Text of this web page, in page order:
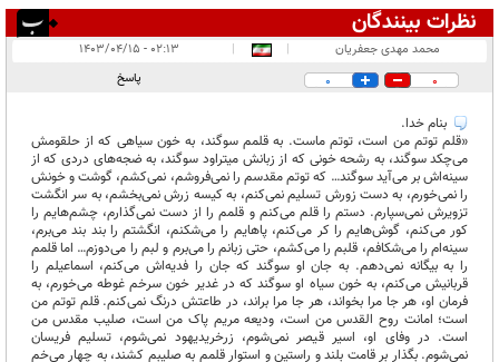
نظرات بینندگان
انتشار یافته:۱
در انتظار بررسی:
محمد مهدی جعفریان |
|
۰۲:۱۳ - ۱۴۰۳/۰۴/۱۵
0
0 پاسخ
بنام خدا.
«قلم توتم من است، توتم ماست. به قلمم سوگند، به خون سیاهی که از حلقومش
می‌چکد سوگند، به رشحه خونی که از زبانش میتراود سوگند، به ضجه‌های دردی که از
سینه‌اش بر می‌آید سوگند… که توتم مقدسم را نمی‌فروشم، نمی‌کشم، گوشت و خونش
را نمی‌خورم، به دست زورش تسلیم نمی‌کنم، به کیسه زرش نمی‌بخشم، به سر انگشت
تزویرش نمی‌سپارم. دستم را قلم می‌کنم و قلمم را از دست نمی‌گذارم، چشم‌هایم را
کور می‌کنم، گوش‌هایم را کر می‌کنم، پا‌هایم را می‌شکنم، انگشتم را بند بند می‌برم،
سینه‌ام را می‌شکافم، قلبم را می‌کشم، حتی زبانم را می‌برم و لبم را می‌دوزم… اما قلمم
را به بیگانه نمی‌دهم. به جان او سوگند که جان را فدیه‌اش می‌کنم، اسماعیلم را
قربانیش می‌کنم، به خون سیاه او سوگند که در غدیر خون سرخم غوطه می‌خورم، به
فرمان او، هر جا مرا بخواند، هر جا مرا براند، در طاعتش درنگ نمی‌کنم. قلم توتم من
است؛ ‌امانت روح القدس من است، ودیعه مریم پاک من است، صلیب مقدس من
است. در وفای او، اسیر قیصر نمی‌شوم، زرخرید‌یهود نمی‌شوم، تسلیم فریسان
نمی‌شوم. بگذار بر قامت بلند و راستین و استوار قلمم به صلیبم کشند، به چهار می‌خم